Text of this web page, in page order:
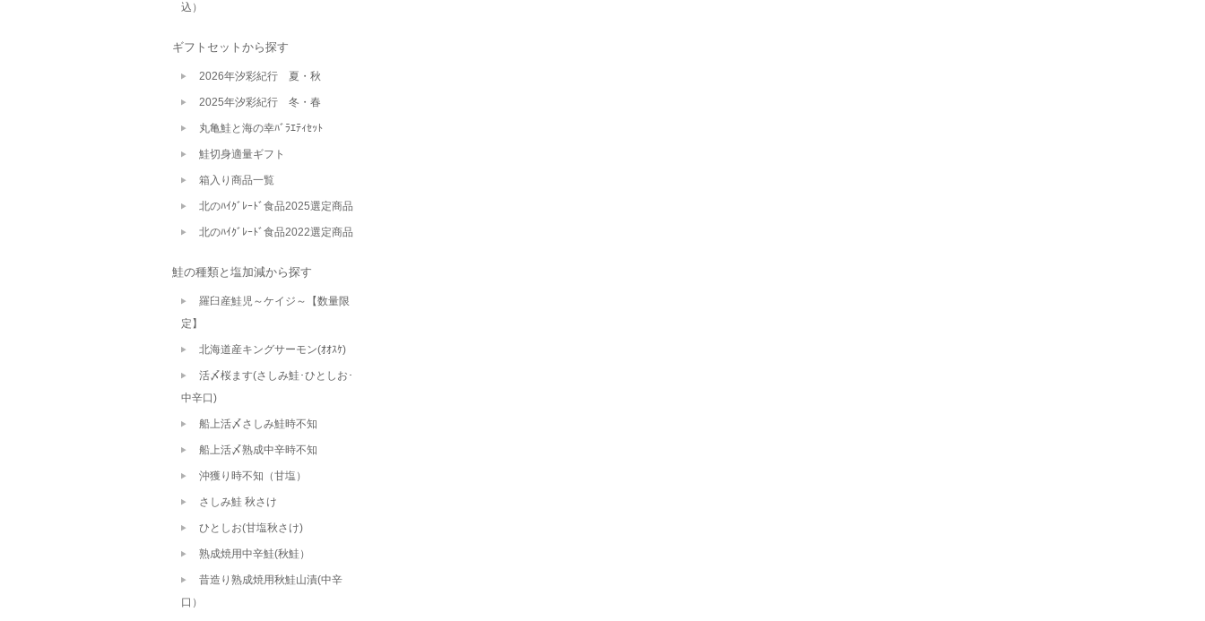
込）
ギフトセットから探す
2026年汐彩紀行 夏・秋
2025年汐彩紀行 冬・春
丸亀鮭と海の幸ﾊﾞﾗｴﾃｨｾｯﾄ
鮭切身適量ギフト
箱入り商品一覧
北のﾊｲｸﾞﾚｰﾄﾞ食品2025選定商品
北のﾊｲｸﾞﾚｰﾄﾞ食品2022選定商品
鮭の種類と塩加減から探す
羅臼産鮭児～ケイジ～【数量限
定】
北海道産キングサーモン(ｵｵｽｹ)
活〆桜ます(さしみ鮭･ひとしお･
中辛口)
船上活〆さしみ鮭時不知
船上活〆熟成中辛時不知
沖獲り時不知（甘塩）
さしみ鮭 秋さけ
ひとしお(甘塩秋さけ)
熟成焼用中辛鮭(秋鮭）
昔造り熟成焼用秋鮭山漬(中辛
口）